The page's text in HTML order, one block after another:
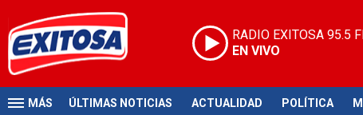
RADIO EXITOSA 95.5
EN VIVO
MÁS ÚLTIMAS NOTICIAS ACTUALIDAD POLÍTICA